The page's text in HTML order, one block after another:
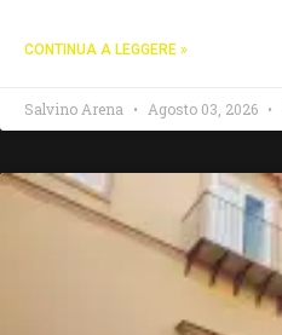
CONTINUA A LEGGERE »
Salvino Arena Agosto 03, 2026